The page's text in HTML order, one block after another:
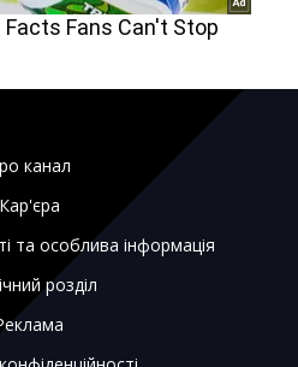
канал
Кар'єра
та особлива інформація
розділ